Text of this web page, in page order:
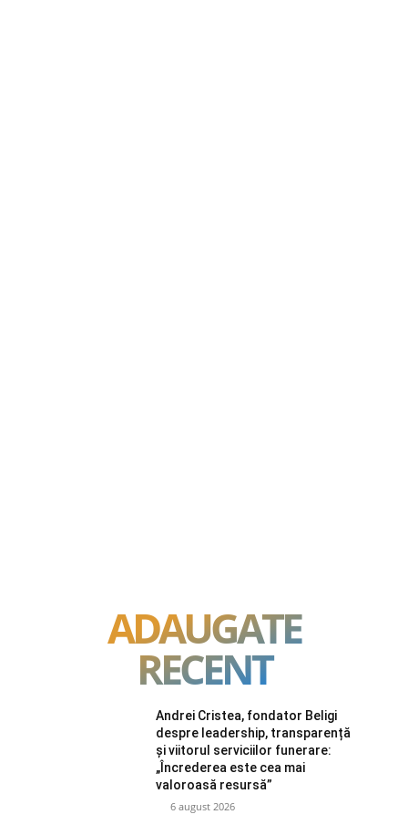
ADAUGATE
RECENT
Andrei Cristea, fondator Beligi
despre leadership, transparență
și viitorul serviciilor funerare:
„Încrederea este cea mai
valoroasă resursă”
6 august 2026